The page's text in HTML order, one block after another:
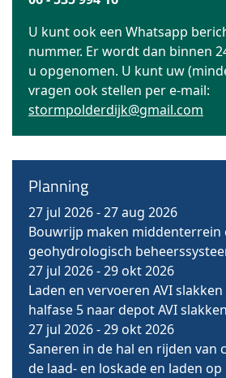
U kunt ook een Whatsapp
nummer. Er wordt dan binnen
u opgenomen. U kunt uw
vragen ook stellen per e-mail:
stormpolderdijk@gmail.com
Planning
27 jul 2026-27 aug 2026
Bouwrijp maken middenterrein
geohydrologisch
27 jul 2026-29 okt 2026
Laden en vervoeren AVI
halfase 5 naar depot AVI slakken
27 jul 2026-29 okt 2026
Saneren in de hal en rijden van
de laad- en loskade en laden